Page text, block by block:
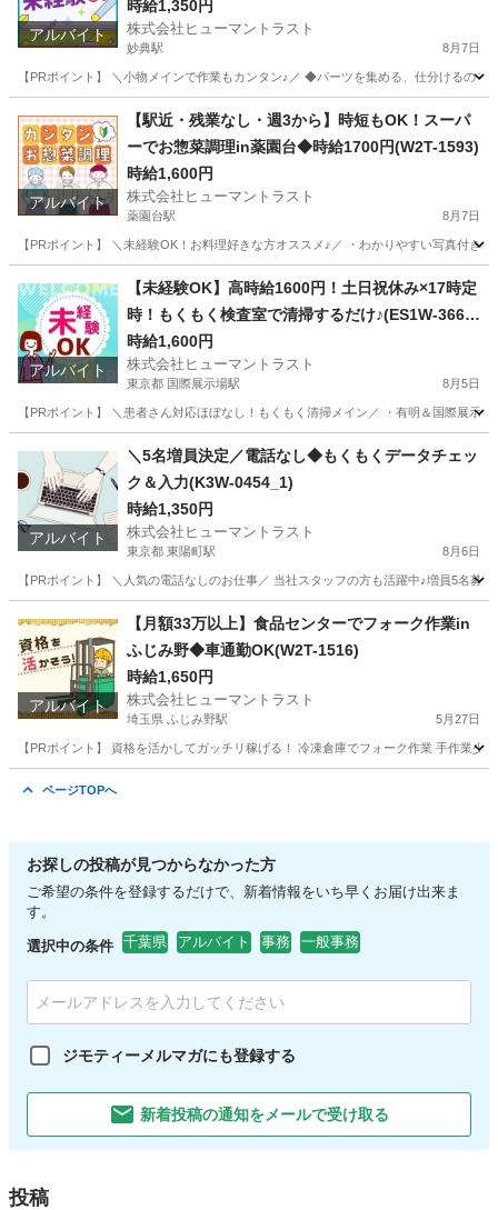
アルバイト
61_3)
時給1,350円
株式会社ヒューマントラスト
妙典駅 8月7日
【PRポイント】 ＼小物メインで作業もカンタン♪／ ◆パーツを集める、仕分けるの
妙典駅 仕分け ヒューマントラスト
アルバイト
【駅近・残業なし・週3から】時短もOK！スーパ
ーでお惣菜調理in薬園台◆時給1700円(W2T-1593)
時給1,600円
株式会社ヒューマントラスト
薬園台駅 8月7日
【PRポイント】 ＼未経験OK！お料理好きな方オススメ♪／ ・わかりやすい写真付
薬園台駅 キッチン ヒューマントラスト
アルバイト
【未経験OK】高時給1600円！土日祝休み×17時定
時！もくもく検査室で清掃するだけ♪(ES1W-3667
_1)
時給1,600円
株式会社ヒューマントラスト
東京都 国際展示場駅 8月5日
【PRポイント】 ＼患者さん対応ほぼなし！もくもく清掃メイン／ ・有明＆国際展
国際展示場駅 清掃 スタッフ
アルバイト
＼5名増員決定／電話なし◆もくもくデータチェッ
ク＆入力(K3W-0454_1)
時給1,350円
株式会社ヒューマントラスト
東京都 東陽町駅 8月6日
【PRポイント】 ＼人気の電話なしのお仕事／ 当社スタッフの方も活躍中♪増員5名
東陽町駅 データ入力 ヒューマントラスト
アルバイト
【月額33万以上】食品センターでフォーク作業in
ふじみ野◆車通勤OK(W2T-1516)
時給1,650円
株式会社ヒューマントラスト
埼玉県 ふじみ野駅 5月27日
【PRポイント】 資格を活かしてガッチリ稼げる！ 冷凍倉庫でフォーク作業 手作業
ページTOPへ
お探しの投稿が見つからなかった方
ご希望の条件を登録するだけで、新着情報をいち早くお届け出来ま
す。
選択中の条件 千葉県 アルバイト 事務 一般事務
ジモティーメルマガにも登録する
新着投稿の通知をメールで受け取る
投稿